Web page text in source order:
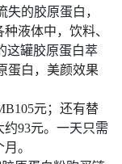
的胶原蛋白，
液体中，饮料、
这罐胶原蛋白萃
蛋白，美颜效果
元；还有替
约93元。一天只需
。